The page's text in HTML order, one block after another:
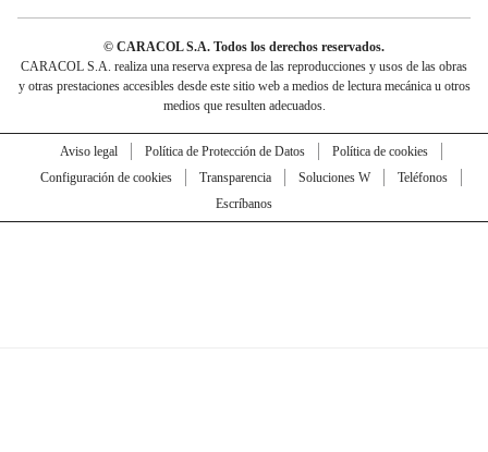
© CARACOL S.A. Todos los derechos reservados.
CARACOL S.A. realiza una reserva expresa de las reproducciones y usos de las obras
y otras prestaciones accesibles desde este sitio web a medios de lectura mecánica u otros
medios que resulten adecuados.
Aviso legal Política de Protección de Datos
Política de cookies
Configuración de cookies
Transparencia Soluciones W
Teléfonos
Escríbanos